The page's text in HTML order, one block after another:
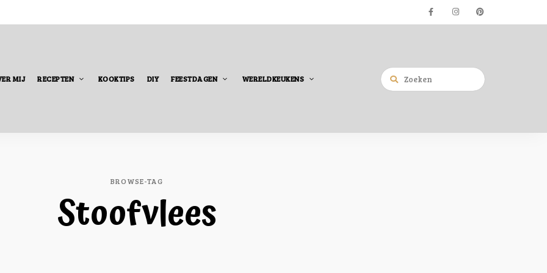
MIJ RECEPTEN KOOKTIPS DIY FEESTDAGEN WERELDKEUKENS
BROWSE-TAG
Stoofvlees